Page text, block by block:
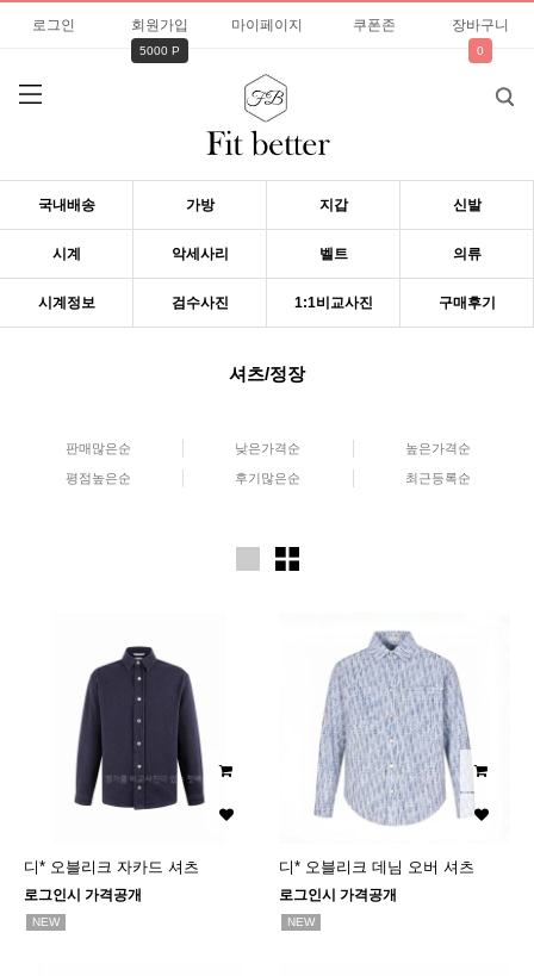
로그인 회원가입
5000 P
마이페이지 쿠폰존 장바구니
0
국내배송 가방 지갑 신발
시계 악세사리 벨트 의류
시계정보 검수사진 1:1비교사진 구매후기
셔츠/정장
판매많은순 낮은가격순 높은가격순
평점높은순 후기많은순 최근등록순
디* 오블리크 자카드 셔츠
로그인시 가격공개
NEW
디* 오블리크 데님 오버 셔츠
로그인시 가격공개
NEW